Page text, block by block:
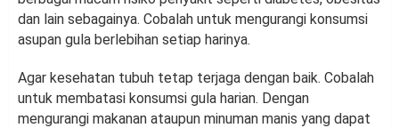
dan lain sebagainya. Cobalah untuk mengurangi konsumsi
asupan gula berlebihan setiap harinya.
Agar kesehatan tubuh tetap terjaga dengan baik. Cobalah
untuk membatasi konsumsi gula harian. Dengan
mengurangi makanan ataupun minuman manis yang dapat